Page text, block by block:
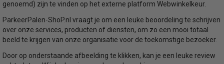
genoemd) zijn te vinden op het externe platform Webwinkelkeur.
ParkeerPalen-ShoP.nl vraagt je om een leuke beoordeling te schrijven
over onze services, producten of diensten, om zo een mooi totaal
beeld te krijgen van onze organisatie voor de toekomstige bezoeker.
Door op onderstaande afbeelding te klikken, kan je een leuke review